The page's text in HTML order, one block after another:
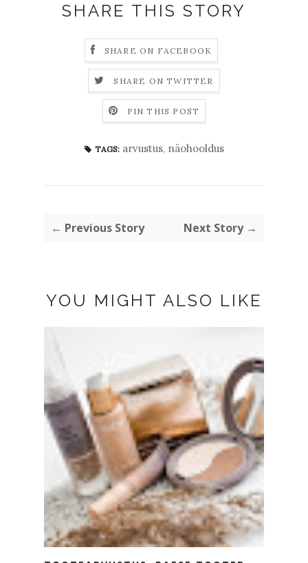
SHARE THIS STORY
SHARE ON FACEBOOK
SHARE ON TWITTER
PIN THIS POST
TAGS: arvustus, näohooldus
← Previous Story Next Story →
YOU MIGHT ALSO LIKE